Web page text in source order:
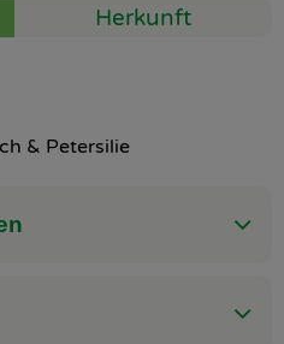
Herkunft
& Petersilie